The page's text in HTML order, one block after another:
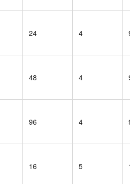
24 4
48 4
96 4
16 5